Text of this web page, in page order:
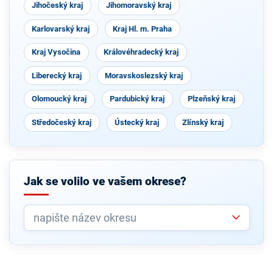
Jihočeský kraj Jihomoravský kraj
Karlovarský kraj Kraj Hl. m. Praha
Kraj Vysočina Královéhradecký kraj
Liberecký kraj Moravskoslezský kraj
Olomoucký kraj Pardubický kraj Plzeňský kraj
Středočeský kraj Ústecký kraj Zlínský kraj
Jak se volilo ve vašem okrese?